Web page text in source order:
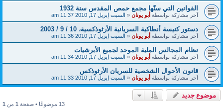
القوانين التي سنّها مجمع حمص المقدس سنة 1932
آخر مشاركة بواسطة أبو يونان « السبت إبريل 17, 2010 11:37 am
دستور كنيسة أنطاكية السريانية الأرثوذكسية، 10 / 9 / 2003
آخر مشاركة بواسطة أبو يونان « السبت إبريل 17, 2010 11:36 am
نظام المجالس الملية الموحد لجميع الأبرشيات
آخر مشاركة بواسطة أبو يونان « السبت إبريل 17, 2010 11:34 am
قانون الأحوال الشخصية للسريان الأرثوذكس
آخر مشاركة بواسطة أبو يونان « السبت إبريل 17, 2010 11:33 am
موضوع جديد
13 موضوعًا • صفحة 1 من 1